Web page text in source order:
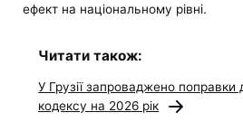
ефект на національному рівні.
Читати також:
У Грузії запроваджено поправки
кодексу на 2026 рік